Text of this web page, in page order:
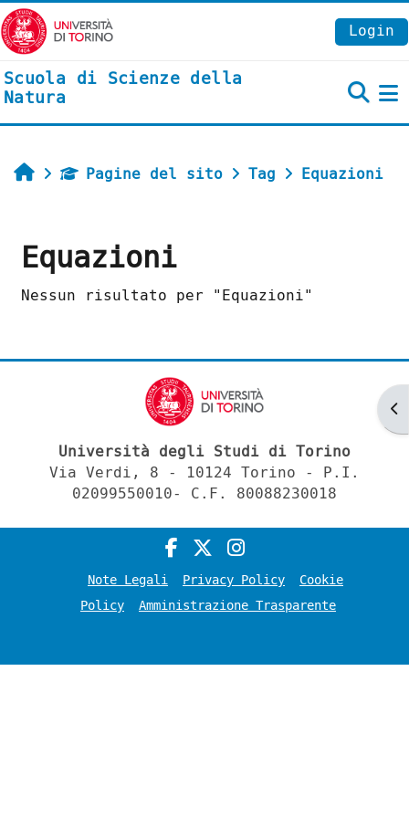
Vai al contenuto principale
Login
Scuola di Scienze della
Natura
HomePagine del sito Tag Equazioni
Equazioni
Nessun risultato per "Equazioni"
Università degli Studi di Torino
Via Verdi, 8 - 10124 Torino - P.I.
02099550010- C.F. 80088230018
Note Legali Privacy Policy
Cookie
Policy
Amministrazione Trasparente